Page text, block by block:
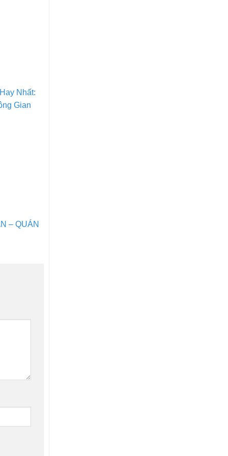
Nhất:
Gian
– QUÁN